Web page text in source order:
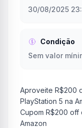
30/08/2025
Condição
Sem valor
Aproveite R$200
PlayStation 5 na
Cupom R$200 off
Amazon